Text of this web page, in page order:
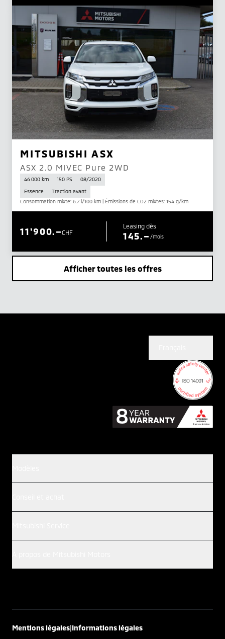
MITSUBISHI ASX
ASX 2.0 MIVEC Pure 2WD
46 000 km 150 PS
08/2020
Essence
Traction avant
Consommation mixte: 6.7 l/100 km | Émissions de CO2 mixtes: 154 g/km
CHF
11'900.– Leasing dès
145.– /mois
Afficher toutes les offres
Mentions légales|Informations légales